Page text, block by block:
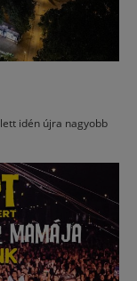
idén újra nagyobb